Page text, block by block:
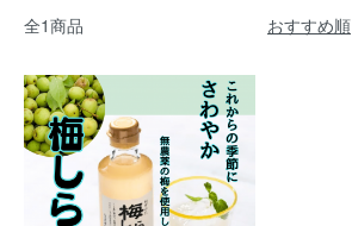
全1商品 おすすめ順